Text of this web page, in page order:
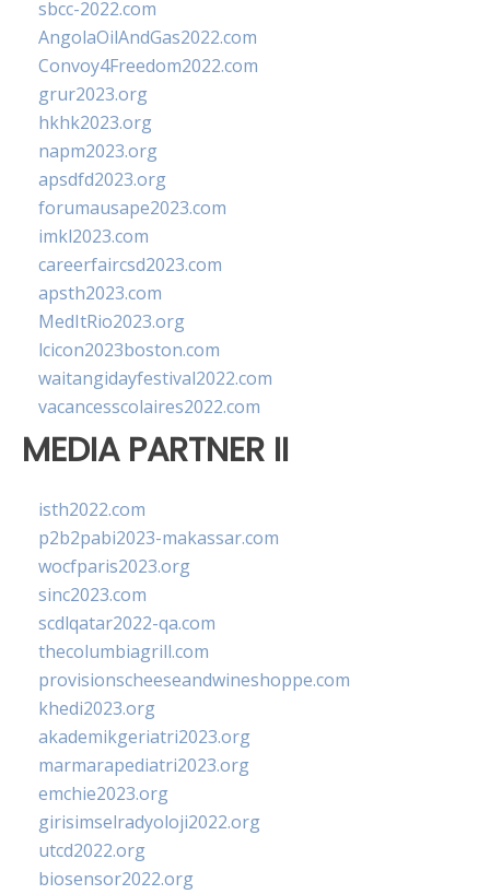
sbcc-2022.com
AngolaOilAndGas2022.com
Convoy4Freedom2022.com
grur2023.org
hkhk2023.org
napm2023.org
apsdfd2023.org
forumausape2023.com
imkl2023.com
careerfaircsd2023.com
apsth2023.com
MedItRio2023.org
lcicon2023boston.com
waitangidayfestival2022.com
vacancesscolaires2022.com
MEDIA PARTNER II
isth2022.com
p2b2pabi2023-makassar.com
wocfparis2023.org
sinc2023.com
scdlqatar2022-qa.com
thecolumbiagrill.com
provisionscheeseandwineshoppe.com
khedi2023.org
akademikgeriatri2023.org
marmarapediatri2023.org
emchie2023.org
girisimselradyoloji2022.org
utcd2022.org
biosensor2022.org